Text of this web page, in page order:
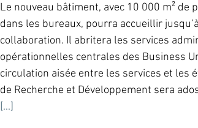
Le nouveau bâtiment, avec 10 000 m² de
dans les bureaux, pourra accueillir jusqu’à
collaboration. Il abritera les services
opérationnelles centrales des Business
circulation aisée entre les services et les
de Recherche et Développement sera
[...]